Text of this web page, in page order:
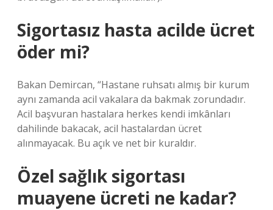
Sigortasız hasta acilde ücret
öder mi?
Bakan Demircan, “Hastane ruhsatı almış bir kurum
aynı zamanda acil vakalara da bakmak zorundadır.
Acil başvuran hastalara herkes kendi imkânları
dahilinde bakacak, acil hastalardan ücret
alınmayacak. Bu açık ve net bir kuraldır.
Özel sağlık sigortası
muayene ücreti ne kadar?